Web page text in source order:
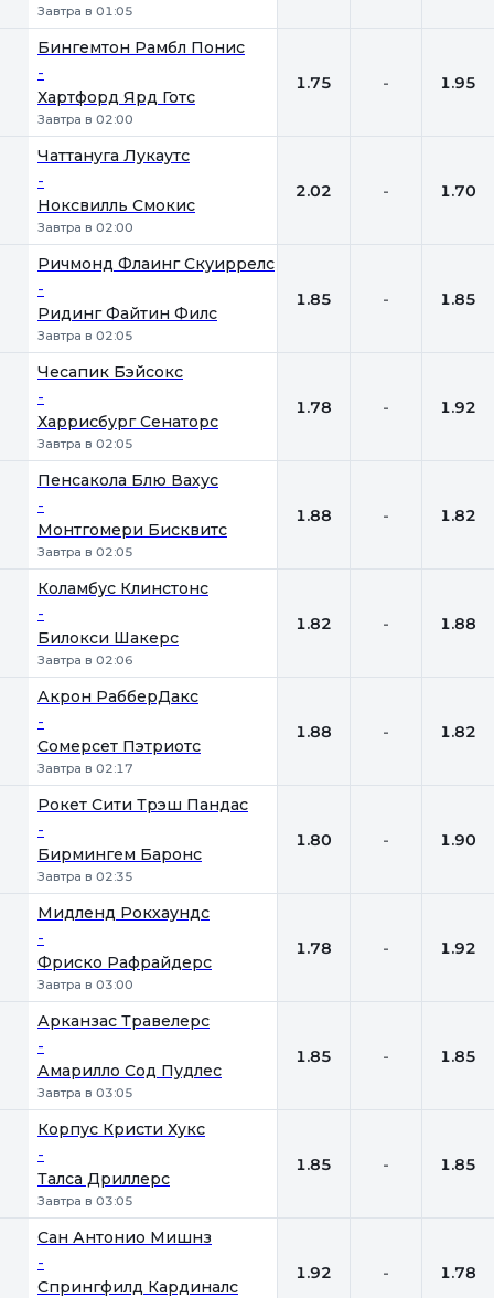
Завтра в 01:05
Бингемтон Рамбл Понис
-
Хартфорд Ярд Готс
Завтра в 02:00
1.75 - 1.95
Чаттануга Лукаутс
-
Ноксвилль Смокис
Завтра в 02:00
2.02 - 1.70
Ричмонд Флаинг Скуиррелс
-
Ридинг Файтин Филс
Завтра в 02:05
1.85 - 1.85
Чесапик Бэйсокс
-
Харрисбург Сенаторс
Завтра в 02:05
1.78 - 1.92
Пенсакола Блю Вахус
-
Монтгомери Бисквитс
Завтра в 02:05
1.88 - 1.82
Коламбус Клинстонс
-
Билокси Шакерс
Завтра в 02:06
1.82 - 1.88
Акрон РабберДакс
-
Сомерсет Пэтриотс
Завтра в 02:17
1.88 - 1.82
Рокет Сити Трэш Пандас
-
Бирмингем Баронс
Завтра в 02:35
1.80 - 1.90
Мидленд Рокхаундс
-
Фриско Рафрайдерс
Завтра в 03:00
1.78 - 1.92
Арканзас Травелерс
-
Амарилло Сод Пудлес
Завтра в 03:05
1.85 - 1.85
Корпус Кристи Хукс
-
Талса Дриллерс
Завтра в 03:05
1.85 - 1.85
Сан Антонио Мишнз
-
Спрингфилд Кардиналс
1.92 - 1.78